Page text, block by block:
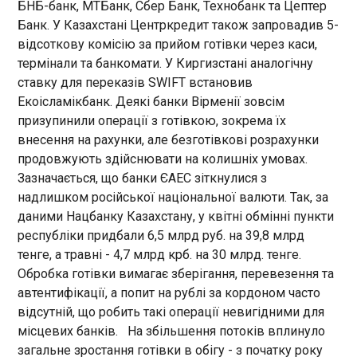
сумою понад 100 тисяч доларів. Федеральна
митна служба РФ пояснювала посилення
зростанням випадків вивезення великих
рублевих сум. Нагадаємо, через суттєве
уповільнення економіки та різке зростання
вартості життя сукупна заборгованість
населення РФ за кредитами і позиками вперше в
історії досягла 45 трлн рублів .
10:02:23
Лісабонський Спортінг офіційно підтвердив
підписання півзахисника з академії Барселони.
Зазначається, що йдеться про 24-річного Серхі
Альтиміру. Він є випускником системи
Барселони. На професійному рівні грав за
Сабадель, Гранольєрс і Гетафе, після чого
підписав контракт з Бетісом, де провів останні
три сезони.
ЧИТАТЬ
Україна вдруге уразила НПЗ в російській Уфі
09:51:24
Президент Володимир Зеленський підтвердив
повторне ураження нафтопереробного заводу в
російській Уфі. Про це глава держави повідомив
у Telegram у середу, 1 липня. "Уже вдруге наші
санкційні відповіді на затягування Росією війни
дісталися до нафтопереробного заводу в Уфі -
одного з найбільших російських виробників
мастил. Відстань - понад 1300 кілометрів від
ЧИТАТЬ
БНБ-банк, МТБанк, Сбер Банк, Технобанк та Цептер
Банк. У Казахстані Центркредит також запровадив 5-
відсоткову комісію за прийом готівки через каси,
термінали та банкомати. У Киргизстані аналогічну
ставку для переказів SWIFT встановив
Екоісламікбанк. Деякі банки Вірменії зовсім
призупинили операції з готівкою, зокрема їх
внесення на рахунки, але безготівкові розрахунки
продовжують здійснювати на колишніх умовах.
Зазначається, що банки ЄАЕС зіткнулися з
надлишком російської національної валюти. Так, за
даними Нацбанку Казахстану, у квітні обмінні пункти
республіки придбали 6,5 млрд руб. на 39,8 млрд
тенге, а травні - 4,7 млрд крб. на 30 млрд. тенге.
Обробка готівки вимагає зберігання, перевезення та
автентифікації, а попит на рублі за кордоном часто
відсутній, що робить такі операції невигідними для
місцевих банків. На збільшення потоків вплинуло
загальне зростання готівки в обігу - з початку року